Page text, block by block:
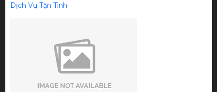
Dịch Vụ Tận Tình